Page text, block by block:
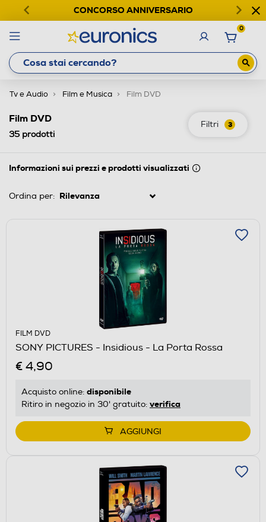
CONCORSO ANNIVERSARIO
0
Tv e Audio Film e Musica Film DVD
Filtri 3
Film DVD
35 prodotti
Informazioni sui prezzi e prodotti visualizzati
Ordina per:
FILM DVD
SONY PICTURES - Insidious - La Porta Rossa
€ 4,90
Acquisto online: disponibile
Ritiro in negozio in 30' gratuito: verifica
AGGIUNGI